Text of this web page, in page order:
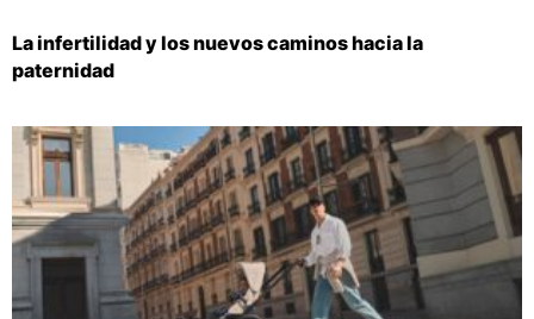
La infertilidad y los nuevos caminos hacia la
paternidad